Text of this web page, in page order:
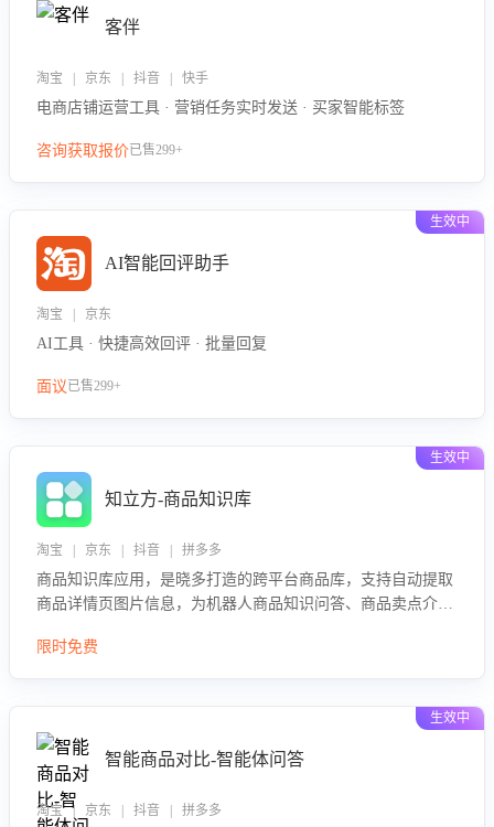
客伴
淘宝 | 京东 | 抖音 | 快手
电商店铺运营工具 · 营销任务实时发送 · 买家智能标签
咨询获取报价已售299+
生效中
AI智能回评助手
淘宝 | 京东
AI工具 · 快捷高效回评 · 批量回复
面议已售299+
生效中
知立方-商品知识库
淘宝 | 京东 | 抖音 | 拼多多
商品知识库应用，是晓多打造的跨平台商品库，支持自动提取
商品详情页图片信息，为机器人商品知识问答、商品卖点介绍
限时免费
生效中
智能商品对比-智能体问答
淘宝 | 京东 | 抖音 | 拼多多